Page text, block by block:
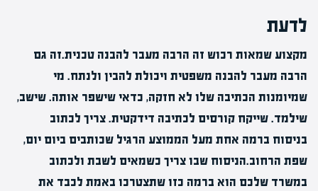
לדעת
מקצוע שמאות רכוש זה הרבה מעבר להבנה טכנית.זה גם
הרבה מעבר להבנה משפטית ויכולת להבין ולנתח. מי
שמיומנות הכתיבה שלו לא חזקה, כדאי שישפר אותה. שישב,
שילמד. שייקח קורסים לכתיבה דידקטית. צריך לכתוב
בניסוח ברמה אחת מעל הממוצע הרגיל שכותבים ביום יום,
שפת הרחוב.הניסוח שבו צריך כשמאים לשבת ולכתוב
במשרד שלכם הוא ברמה כזו שתצטרכו באמת לכבד את